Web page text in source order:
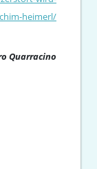
heimerl/
Quarracino